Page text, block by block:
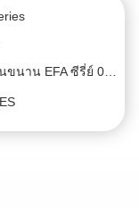
เครื่องยนต์เรือนกระบอกแบบสลิปแบบแกนขนาน EFA ซีรี่ย์ 0.18KW-200KW ระยะกําลังและ 200N.m-18000N.m ทอร์คผลิต
มอเตอร์เกียร์หนอนแบบเฮลิคอล ESA Series พร้อมเอาต์พุตเพลา Hollow ช่วงกำลังไฟ 0.18KW-22KW และแรงบิด 92N.m-4000N.m